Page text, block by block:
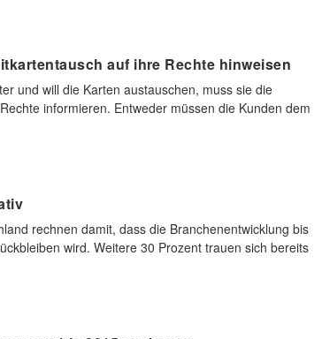
auf ihre Rechte hinweisen
und will die Karten austauschen, muss sie die
informieren. Entweder müssen die Kunden dem
rechnen damit, dass die Branchenentwicklung bis
wird. Weitere 30 Prozent trauen sich bereits